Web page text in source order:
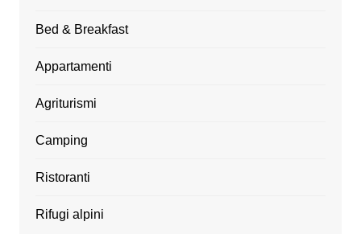
Bed & Breakfast
Appartamenti
Agriturismi
Camping
Ristoranti
Rifugi alpini